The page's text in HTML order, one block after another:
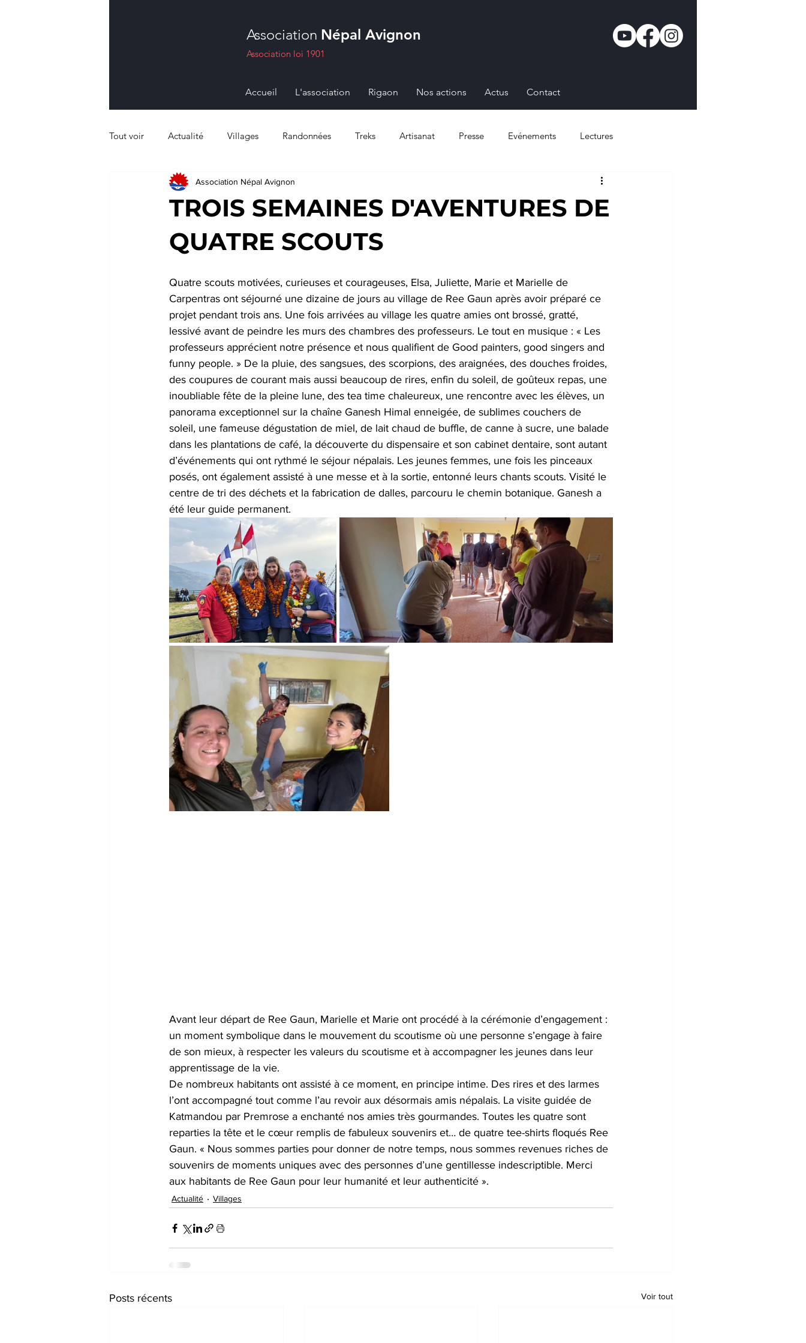
Association Népal Avignon
Association loi 1901
Accueil L'association Rigaon Nos actions Actus Contact
Tout voir Actualité Villages Randonnées Treks Artisanat Presse Evénements Lectures
#sante #dentaire #agricole
TROIS SEMAINES D'AVENTURES DE
QUATRE SCOUTS
Association Népal Avignon
Quatre scouts motivées, curieuses et courageuses, Elsa, Juliette, Marie et Marielle de
Carpentras ont séjourné une dizaine de jours au village de Ree Gaun après avoir préparé ce
projet pendant trois ans. Une fois arrivées au village les quatre amies ont brossé, gratté,
lessivé avant de peindre les murs des chambres des professeurs. Le tout en musique : « Les
professeurs apprécient notre présence et nous qualifient de Good painters, good singers and
funny people. » De la pluie, des sangsues, des scorpions, des araignées, des douches froides,
des coupures de courant mais aussi beaucoup de rires, enfin du soleil, de goûteux repas, une
inoubliable fête de la pleine lune, des tea time chaleureux, une rencontre avec les élèves, un
panorama exceptionnel sur la chaîne Ganesh Himal enneigée, de sublimes couchers de
soleil, une fameuse dégustation de miel, de lait chaud de buffle, de canne à sucre, une balade
dans les plantations de café, la découverte du dispensaire et son cabinet dentaire, sont autant
d’événements qui ont rythmé le séjour népalais. Les jeunes femmes, une fois les pinceaux
posés, ont également assisté à une messe et à la sortie, entonné leurs chants scouts. Visité le
centre de tri des déchets et la fabrication de dalles, parcouru le chemin botanique. Ganesh a
été leur guide permanent.
Avant leur départ de Ree Gaun, Marielle et Marie ont procédé à la cérémonie d’engagement :
un moment symbolique dans le mouvement du scoutisme où une personne s’engage à faire
de son mieux, à respecter les valeurs du scoutisme et à accompagner les jeunes dans leur
apprentissage de la vie.
De nombreux habitants ont assisté à ce moment, en principe intime. Des rires et des larmes
l’ont accompagné tout comme l’au revoir aux désormais amis népalais. La visite guidée de
Katmandou par Premrose a enchanté nos amies très gourmandes. Toutes les quatre sont
reparties la tête et le cœur remplis de fabuleux souvenirs et… de quatre tee-shirts floqués Ree
Gaun. « Nous sommes parties pour donner de notre temps, nous sommes revenues riches de
souvenirs de moments uniques avec des personnes d’une gentillesse indescriptible. Merci
aux habitants de Ree Gaun pour leur humanité et leur authenticité ».
Actualité Villages
Posts récents Voir tout